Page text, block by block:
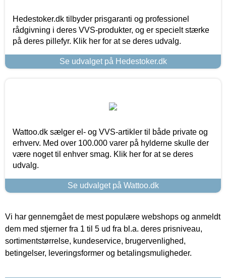
Hedestoker.dk tilbyder prisgaranti og professionel
rådgivning i deres VVS-produkter, og er specielt stærke
på deres pillefyr. Klik her for at se deres udvalg.
Se udvalget på Hedestoker.dk
Wattoo.dk sælger el- og VVS-artikler til både private og
erhverv. Med over 100.000 varer på hylderne skulle der
være noget til enhver smag. Klik her for at se deres
udvalg.
Se udvalget på Wattoo.dk
Vi har gennemgået de mest populære webshops og anmeldt
dem med stjerner fra 1 til 5 ud fra bl.a. deres prisniveau,
sortimentstørrelse, kundeservice, brugervenlighed,
betingelser, leveringsformer og betalingsmuligheder.